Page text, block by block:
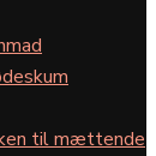
til mættende